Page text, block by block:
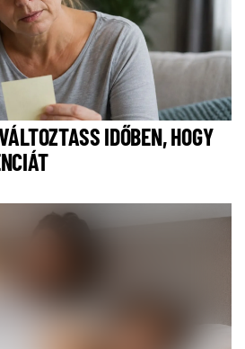
IDŐBEN, HOGY